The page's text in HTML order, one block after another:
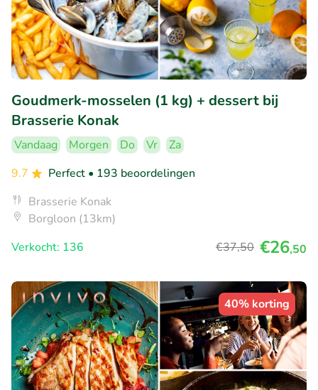
Goudmerk-mosselen (1 kg) + dessert bij
Brasserie Konak
Vandaag Morgen Do Vr
Za
9.7
Perfect • 193 beoordelingen
Brasserie Konak
Borgloon (13km)
Verkocht: 136
€37,50 €26,50
40% korting